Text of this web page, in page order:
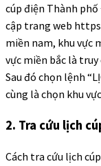
cúp điện Thành
cập trang web
miền nam, khu vực
vực miền bắc là
Sau đó chọn lệnh
cùng là chọn khu
2. Tra cứu lịch
Cách tra cứu lịch